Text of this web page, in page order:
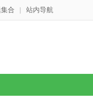
合 | 站内导航